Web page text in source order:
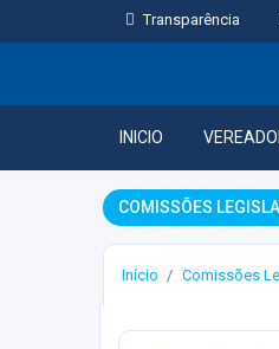
Transparência
INICIO
COMISSÕES
Início Comissões